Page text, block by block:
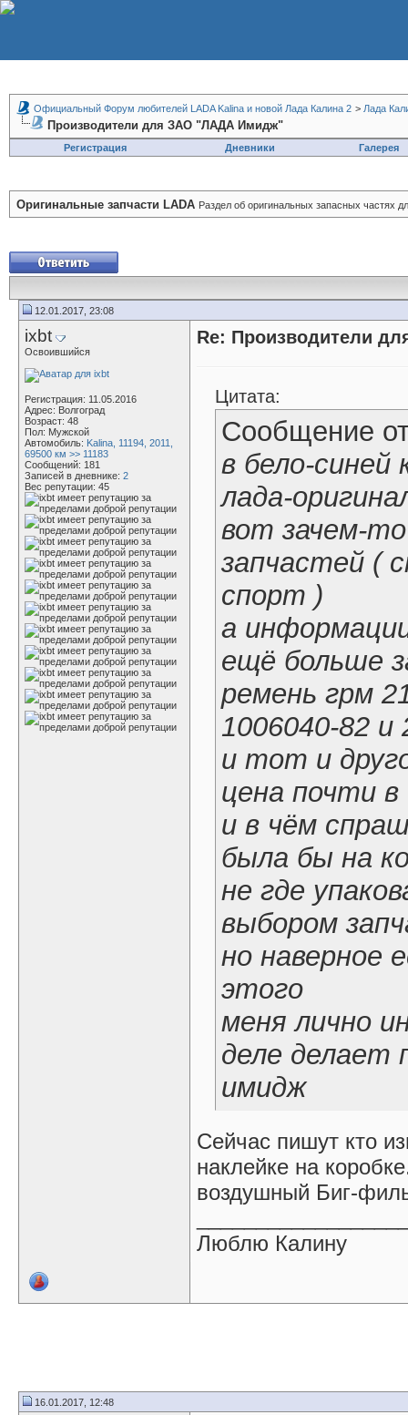
Официальный Форум любителей LADA Kalina и новой Лада Калина 2 > Лада
Производители для ЗАО "ЛАДА Имидж"
Регистрация Дневники Галерея
Оригинальные запчасти LADA Раздел об оригинальных запасных
12.01.2017, 23:08
ixbt
Освоившийся
Регистрация: 11.05.2016
Адрес: Волгоград
Возраст: 48
Пол: Мужской
Автомобиль: Kalina, 11194, 2011,
69500 км >> 11183
Сообщений: 181
Записей в дневнике: 2
Вес репутации: 45
Re: Производители
Цитата:
Сообщение
в бело-синей
лада-
вот зачем-то
запчастей (
спорт )
а
ещё больше
ремень грм
1006040-82 и
и тот и
цена почти в
и в чём
была бы на
не где
выбором
но наверное
этого
меня лично
деле делает
имидж
Сейчас пишут кто
наклейке на
воздушный Биг-
Люблю Калину
16.01.2017, 12:48